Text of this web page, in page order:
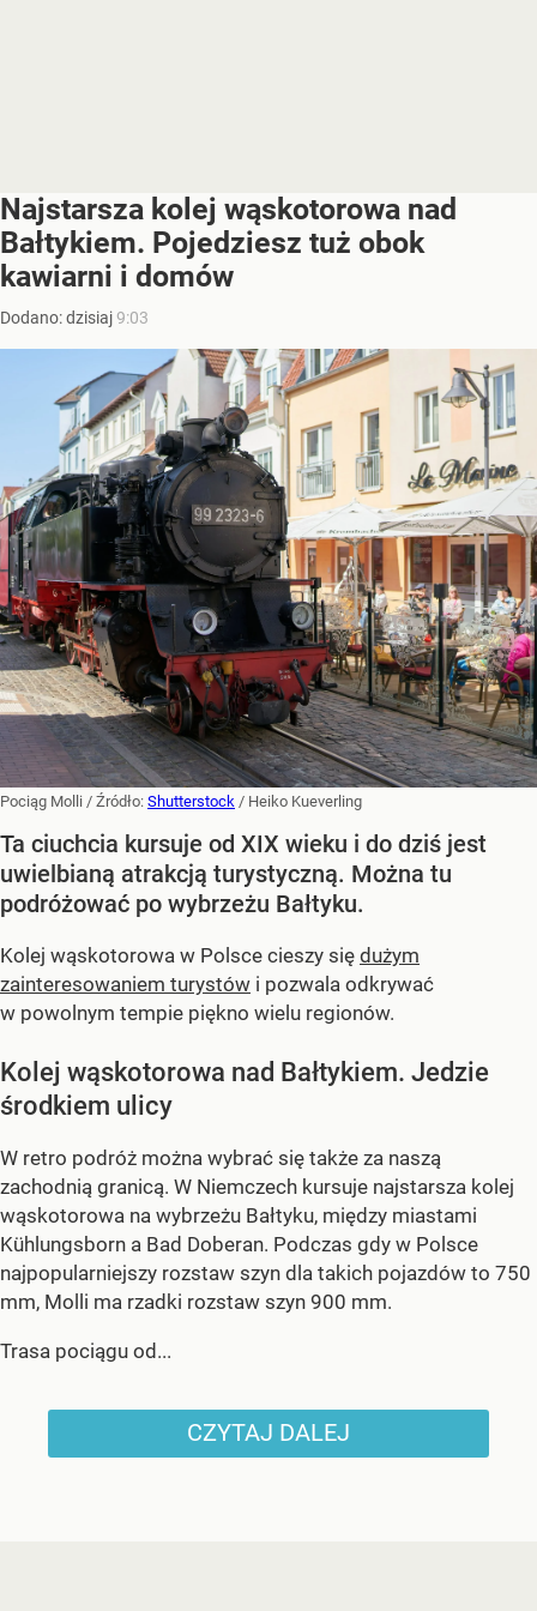
Najstarsza kolej wąskotorowa nad
Bałtykiem. Pojedziesz tuż obok
kawiarni i domów
Dodano:dzisiaj9:03
Pociąg Molli / Źródło: Shutterstock / Heiko Kueverling
Ta ciuchcia kursuje od XIX wieku i do dziś jest
uwielbianą atrakcją turystyczną. Można tu
podróżować po wybrzeżu Bałtyku.
Kolej wąskotorowa w Polsce cieszy się dużym
zainteresowaniem turystów i pozwala odkrywać
w powolnym tempie piękno wielu regionów.
Kolej wąskotorowa nad Bałtykiem. Jedzie
środkiem ulicy
W retro podróż można wybrać się także za naszą
zachodnią granicą. W Niemczech kursuje najstarsza kolej
wąskotorowa na wybrzeżu Bałtyku, między miastami
Kühlungsborn a Bad Doberan. Podczas gdy w Polsce
najpopularniejszy rozstaw szyn dla takich pojazdów to 750
mm, Molli ma rzadki rozstaw szyn 900 mm.
Trasa pociągu od...
CZYTAJ DALEJ